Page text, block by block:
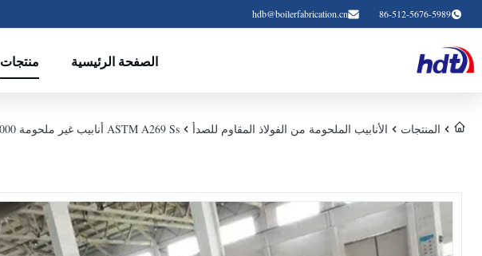
86-512-5676-5989
hdb@boilerfabrication.cn
الصفحة الرئيسية منتجات
المنتجات الأنابيب الملحومة من الفولاذ المقاوم للصدأ ASTM A269 Ss أنابيب غير ملحومة TP316L TP316Ti TP316H 38 * 3 * 6000 مم لمبادل حراري